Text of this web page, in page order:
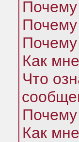
Как
Что
Как